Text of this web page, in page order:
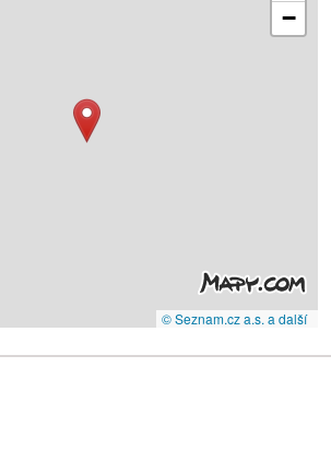
−
© Seznam.cz a.s. a další